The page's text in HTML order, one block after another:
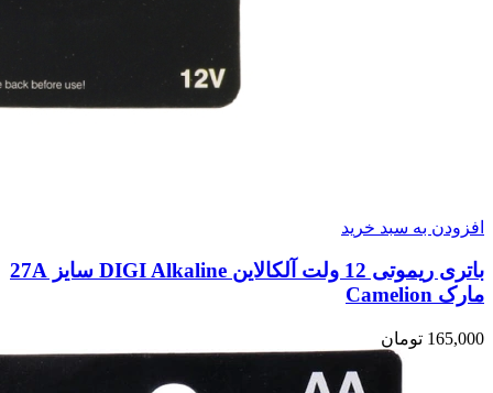
افزودن به سبد خرید
باتری ریموتی 12 ولت آلکالاین DIGI Alkaline سایز 27A
مارک Camelion
165,000 تومان